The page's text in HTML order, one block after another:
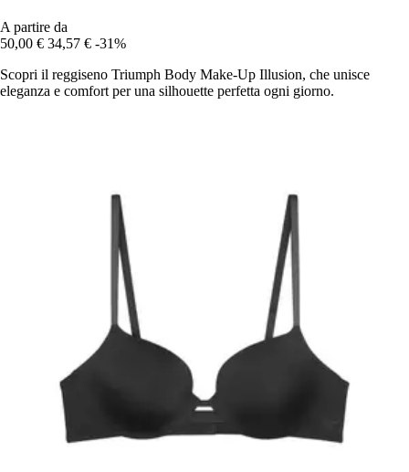
A partire da
50,00 € 34,57 € -31%
Scopri il reggiseno Triumph Body Make-Up Illusion, che unisce
eleganza e comfort per una silhouette perfetta ogni giorno.